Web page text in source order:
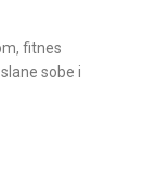
fitnes
sobe i